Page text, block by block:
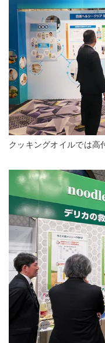
クッキングオイルでは高